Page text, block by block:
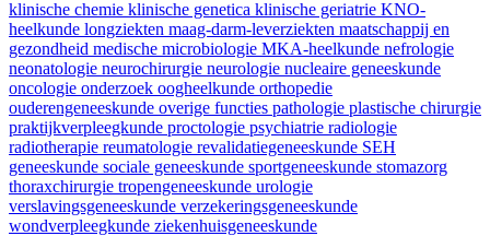
klinische chemie klinische genetica klinische geriatrie KNO-
heelkunde longziekten maag-darm-leverziekten maatschappij en
gezondheid medische microbiologie MKA-heelkunde nefrologie
neonatologie neurochirurgie neurologie nucleaire geneeskunde
oncologie onderzoek oogheelkunde orthopedie
ouderengeneeskunde overige functies pathologie plastische chirurgie
praktijkverpleegkunde proctologie psychiatrie radiologie
radiotherapie reumatologie revalidatiegeneeskunde SEH
geneeskunde sociale geneeskunde sportgeneeskunde stomazorg
thoraxchirurgie tropengeneeskunde urologie
verslavingsgeneeskunde verzekeringsgeneeskunde
wondverpleegkunde ziekenhuisgeneeskunde